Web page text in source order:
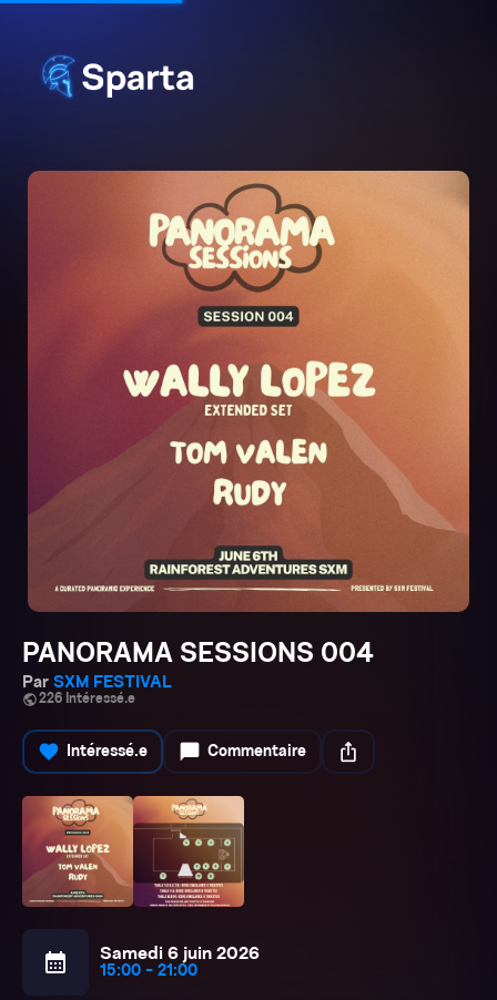
PANORAMA SESSIONS 004
Par SXM FESTIVAL
public226 Intéressé.e
favorite Intéressé.e chat_bubble Commentaire ios_share
calendar_month Samedi 6 juin 2026
15:00 - 21:00